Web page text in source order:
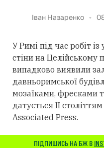
Іван Назаренко
У Римі під час робіт
стіни на Целійському
випадково виявили
давньоримської
мозаїками, фресками
датується II
Associated Press.
ПІДПИШИСЬ НА БЖ В